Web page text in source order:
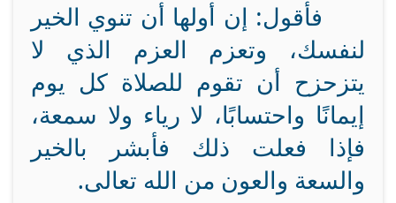
فأقول: إن أولها أن تنوي الخير
لنفسك، وتعزم العزم الذي لا
يتزحزح أن تقوم للصلاة كل يوم
إيمانًا واحتسابًا، لا رياء ولا سمعة،
فإذا فعلت ذلك فأبشر بالخير
والسعة والعون من الله تعالى.